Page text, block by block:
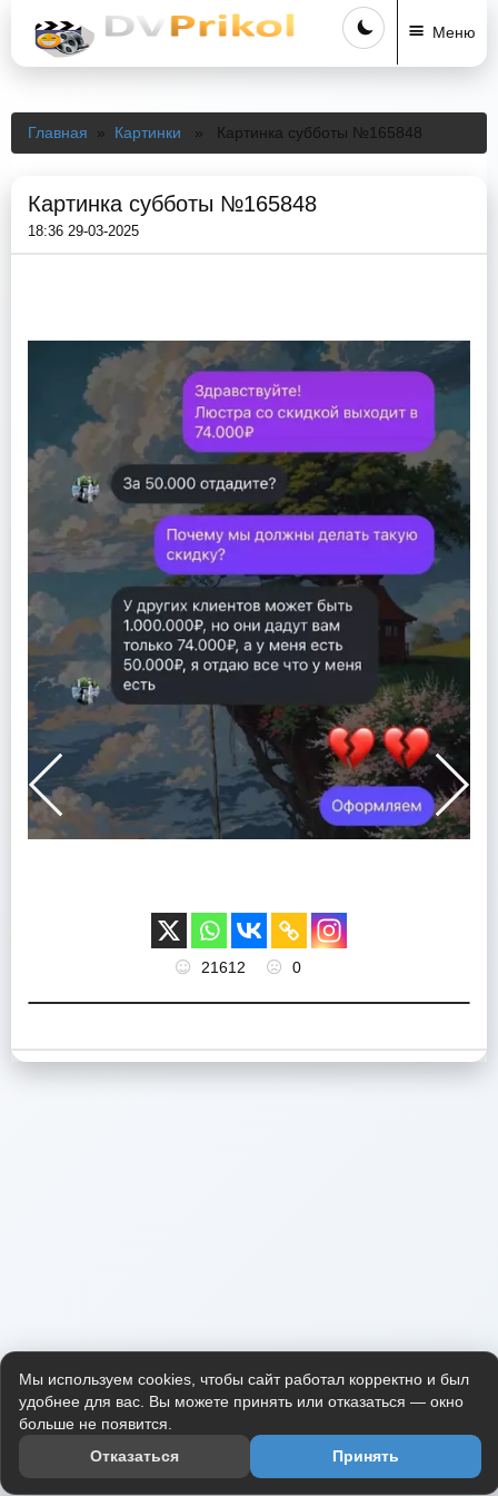
Меню
Главная » Картинки » Картинка субботы №165848
Картинка субботы №165848
18:36 29-03-2025
21612 0
Мы используем cookies, чтобы сайт работал корректно и был
удобнее для вас. Вы можете принять или отказаться — окно
больше не появится.
Отказаться
Принять